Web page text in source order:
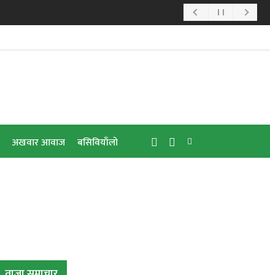
अखवार आवाज बसिवियाँलो